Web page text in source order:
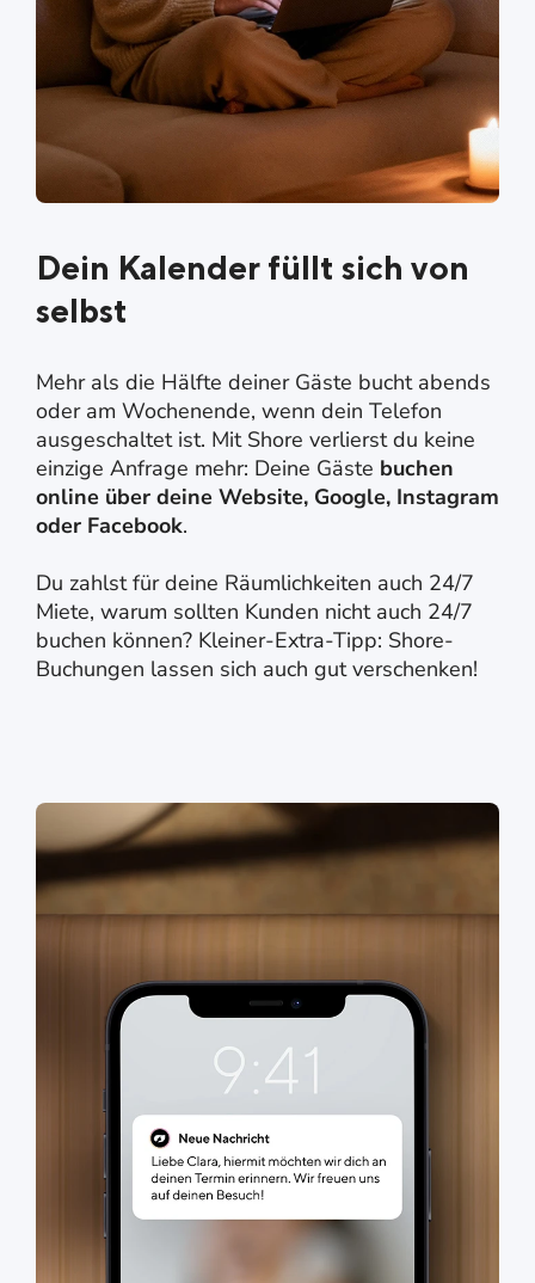
Dein Kalender füllt sich von
selbst
Mehr als die Hälfte deiner Gäste bucht abends
oder am Wochenende, wenn dein Telefon
ausgeschaltet ist. Mit Shore verlierst du keine
einzige Anfrage mehr: Deine Gäste buchen
online über deine Website, Google, Instagram
oder Facebook.
Du zahlst für deine Räumlichkeiten auch 24/7
Miete, warum sollten Kunden nicht auch 24/7
buchen können? Kleiner-Extra-Tipp: Shore-
Buchungen lassen sich auch gut verschenken!